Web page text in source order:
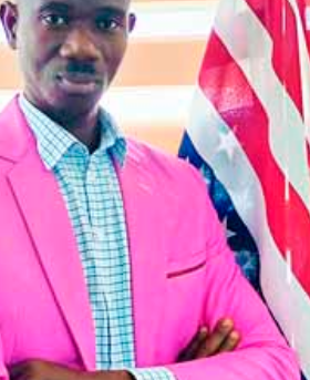
MOT DU
Tout en vous souhaitant la
rappeler ici qu’aujourd’hui, qu’il
de l’importance du couple de